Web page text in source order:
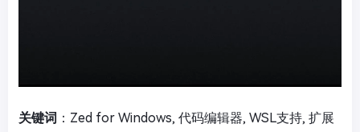
关键词 ：Zed for Windows, 代码编辑器, WSL支持, 扩展